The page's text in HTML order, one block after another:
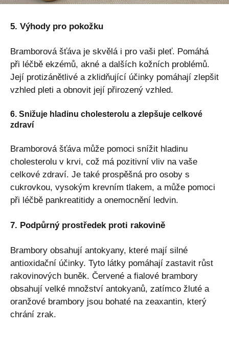
5. Výhody pro pokožku
Bramborová šťáva je skvělá i pro vaši pleť. Pomáhá
při léčbě ekzémů, akné a dalších kožních problémů.
Její protizánětlivé a zklidňující účinky pomáhají zlepšit
vzhled pleti a obnovit její přirozený vzhled.
6. Snižuje hladinu cholesterolu a zlepšuje celkové
zdraví
Bramborová šťáva může pomoci snížit hladinu
cholesterolu v krvi, což má pozitivní vliv na vaše
celkové zdraví. Je také prospěšná pro osoby s
cukrovkou, vysokým krevním tlakem, a může pomoci
při léčbě pankreatitidy a onemocnění ledvin.
7. Podpůrný prostředek proti rakovině
Brambory obsahují antokyany, které mají silné
antioxidační účinky. Tyto látky pomáhají zastavit růst
rakovinových buněk. Červené a fialové brambory
obsahují velké množství antokyanů, zatímco žluté a
oranžové brambory jsou bohaté na zeaxantin, který
chrání zrak.